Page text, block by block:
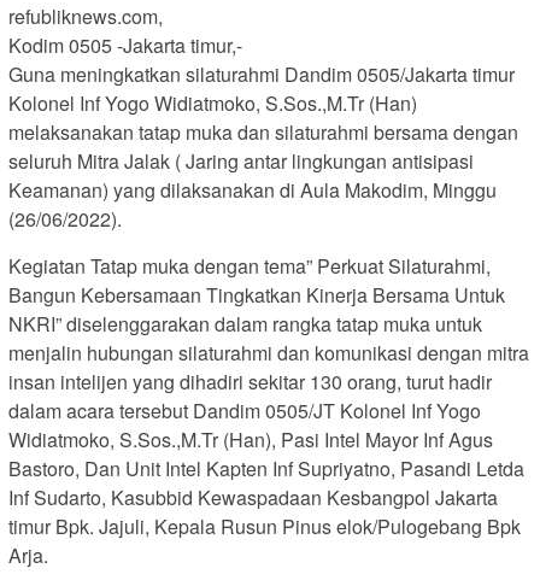
refubliknews.com,
Kodim 0505 -Jakarta timur,-
Guna meningkatkan silaturahmi Dandim 0505/Jakarta timur
Kolonel Inf Yogo Widiatmoko, S.Sos.,M.Tr (Han)
melaksanakan tatap muka dan silaturahmi bersama dengan
seluruh Mitra Jalak ( Jaring antar lingkungan antisipasi
Keamanan) yang dilaksanakan di Aula Makodim, Minggu
(26/06/2022).
Kegiatan Tatap muka dengan tema” Perkuat Silaturahmi,
Bangun Kebersamaan Tingkatkan Kinerja Bersama Untuk
NKRI” diselenggarakan dalam rangka tatap muka untuk
menjalin hubungan silaturahmi dan komunikasi dengan mitra
insan intelijen yang dihadiri sekitar 130 orang, turut hadir
dalam acara tersebut Dandim 0505/JT Kolonel Inf Yogo
Widiatmoko, S.Sos.,M.Tr (Han), Pasi Intel Mayor Inf Agus
Bastoro, Dan Unit Intel Kapten Inf Supriyatno, Pasandi Letda
Inf Sudarto, Kasubbid Kewaspadaan Kesbangpol Jakarta
timur Bpk. Jajuli, Kepala Rusun Pinus elok/Pulogebang Bpk
Arja.